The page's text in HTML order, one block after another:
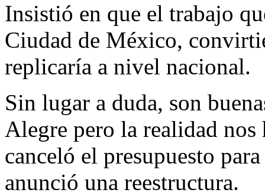
Insistió en que el trabajo
Ciudad de México,
replicaría a nivel nacional.
Sin lugar a duda, son
Alegre pero la realidad nos
canceló el presupuesto
anunció una reestructura.